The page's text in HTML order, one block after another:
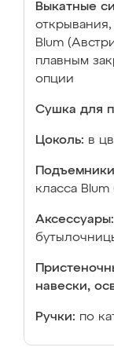
Выкатные
Blum
плавным
опции
Сушка для
Цоколь: в
класса
Аксессуары:
навески,
Ручки: по